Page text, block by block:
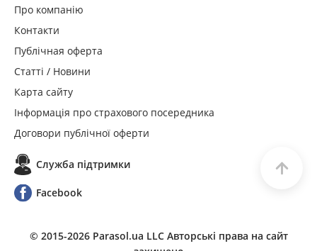
Про компанію
Контакти
Публічная оферта
Статті / Новини
Карта сайту
Інформація про страхового посередника
Договори публічної оферти
Служба пiдтримки
Facebook
© 2015-2026Parasol.ua LLC Авторські права на сайт